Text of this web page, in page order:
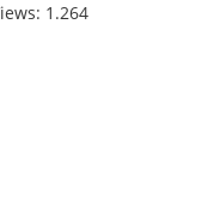
1.264